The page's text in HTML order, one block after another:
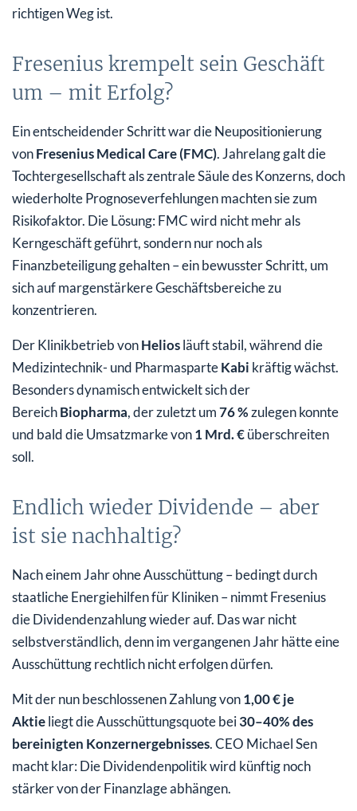
richtigen Weg ist.
Fresenius krempelt sein Geschäft
um – mit Erfolg?
Ein entscheidender Schritt war die Neupositionierung
vonFresenius Medical Care (FMC). Jahrelang galt die
Tochtergesellschaft als zentrale Säule des Konzerns, doch
wiederholte Prognoseverfehlungen machten sie zum
Risikofaktor. Die Lösung: FMC wird nicht mehr als
Kerngeschäft geführt, sondern nur noch als
Finanzbeteiligung gehalten – ein bewusster Schritt, um
sich auf margenstärkere Geschäftsbereiche zu
konzentrieren.
Der Klinikbetrieb vonHeliosläuft stabil, während die
Medizintechnik- und PharmasparteKabi kräftig wächst.
Besonders dynamisch entwickelt sich der
BereichBiopharma, der zuletzt um76 %zulegen konnte
und bald die Umsatzmarke von1 Mrd. €überschreiten
soll.
Endlich wieder Dividende – aber
ist sie nachhaltig?
Nach einem Jahr ohne Ausschüttung – bedingt durch
staatliche Energiehilfen für Kliniken – nimmt Fresenius
die Dividendenzahlung wieder auf. Das war nicht
selbstverständlich, denn im vergangenen Jahr hätte eine
Ausschüttung rechtlich nicht erfolgen dürfen.
Mit der nun beschlossenen Zahlung von1,00 € je
Aktieliegt die Ausschüttungsquote bei30–40% des
bereinigten Konzernergebnisses. CEO Michael Sen
macht klar: Die Dividendenpolitik wird künftig noch
stärker von der Finanzlage abhängen.